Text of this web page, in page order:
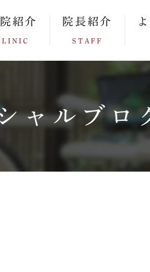
紹介 院長紹介
STAFF
ャルブロ